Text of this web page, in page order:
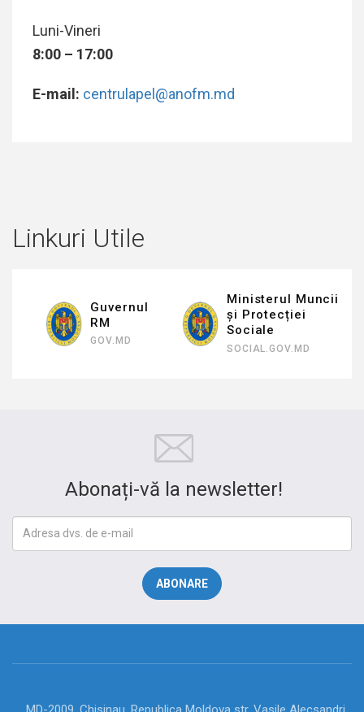
Luni-Vineri
8:00 – 17:00
E-mail: centrulapel@anofm.md
Linkuri Utile
Guvernul
RM
GOV.MD
Ministerul Muncii
și Protecției
Sociale
SOCIAL.GOV.MD
Abonați-vă la newsletter!